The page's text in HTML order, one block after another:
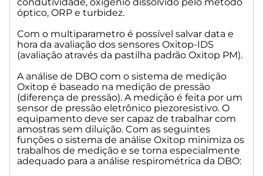
Resultados Confiáveis – O display do sensor Oxitop-IDS
mostra a curva da análise, assim como é possível visualiza-la
pelo multiparametro MultiLine IDS.
Informação completa - valores atuais sempre disponíveis.
O novo OxiTop®-IDS é um instrumento moderno e fácil de
Oxigênio). A duração pode ser definida entre um e cento e
oitenta dias. O volume de amostra pode ser selecionado no
menu. A conversão ao valor de DBO correspondente será
automática. Um pequeno LED informa sobre a condição
real de operação do sensor OxiTop®-IDS.
O sistema acompanha um agitador indutivo com
capacidade para 6 garrafas de 510 mL que permite uma
agitação controlada automaticamente, garantindo uma
troca ideal entre a amostra e o espaço vazio (ar).
condutividade, oxigênio dissolvido pelo método
óptico, ORP e turbidez.
Com o multiparametro é possível salvar data e
hora da avaliação dos sensores Oxitop-IDS
(avaliação através da pastilha padrão Oxitop PM).
A análise de DBO com o sistema de medição
Oxitop é baseado na medição de pressão
(diferença de pressão). A medição é feita por um
sensor de pressão eletrônico piezoresistivo. O
equipamento deve ser capaz de trabalhar com
amostras sem diluição. Com as seguintes
funções o sistema de análise Oxitop minimiza os
trabalhos de medição e se torna especialmente
adequado para a análise respirométrica da DBO: